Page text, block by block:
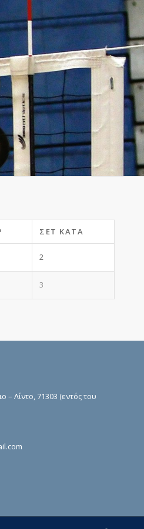
ΣΕΤ ΚΑΤΆ
2
3
Λίντο, 71303 (εντός του